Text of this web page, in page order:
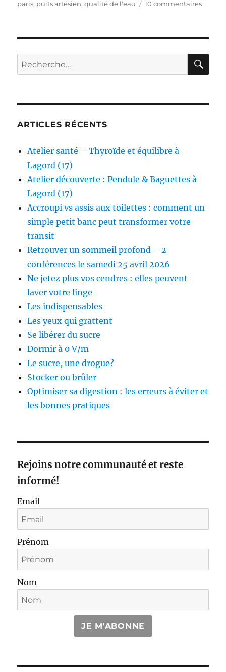
paris, puits artésien,qualité de l'eau 10 commentairessur
source
à Paris
Recherche
pour :
ARTICLES RÉCENTS
Atelier santé – Thyroïde et équilibre à
Lagord (17)
Atelier découverte : Pendule & Baguettes à
Lagord (17)
Accroupi vs assis aux toilettes : comment un
simple petit banc peut transformer votre
transit
Retrouver un sommeil profond – 2
conférences le samedi 25 avril 2026
Ne jetez plus vos cendres : elles peuvent
laver votre linge
Les indispensables
Les yeux qui grattent
Se libérer du sucre
Dormir à 0 V/m
Le sucre, une drogue?
Stocker ou brûler
Optimiser sa digestion : les erreurs à éviter et
les bonnes pratiques
Rejoins notre communauté et reste
informé!
Email
Prénom
Nom
JE M'ABONNE